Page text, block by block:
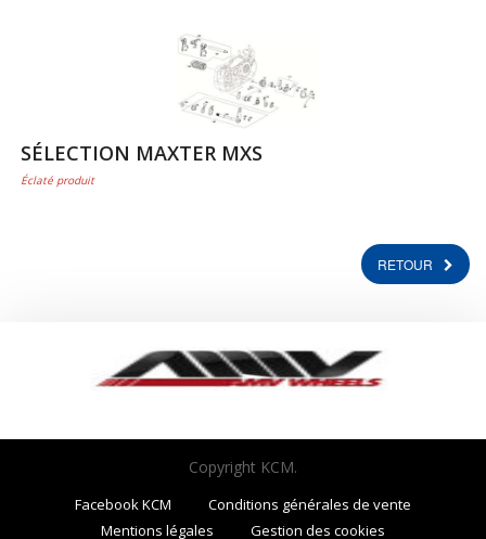
SÉLECTION MAXTER MXS
Éclaté produit
RETOUR
Copyright KCM.
Facebook KCM
Conditions générales de vente
Mentions légales
Gestion des cookies